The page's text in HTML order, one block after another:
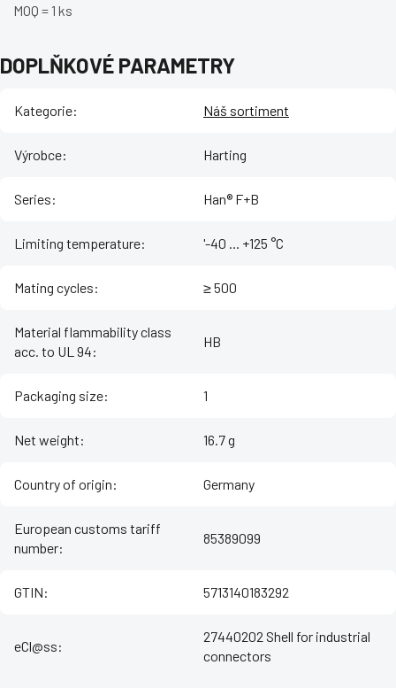
MOQ = 1 ks
DOPLŇKOVÉ PARAMETRY
Kategorie: Náš sortiment
Výrobce: Harting
Series: Han® F+B
Limiting temperature: '-40 ... +125 °C
Mating cycles: ≥ 500
Material flammability class
acc. to UL 94:
HB
Packaging size: 1
Net weight: 16.7 g
Country of origin: Germany
European customs tariff
number:
85389099
GTIN: 5713140183292
eCl@ss:
27440202 Shell for industrial
connectors